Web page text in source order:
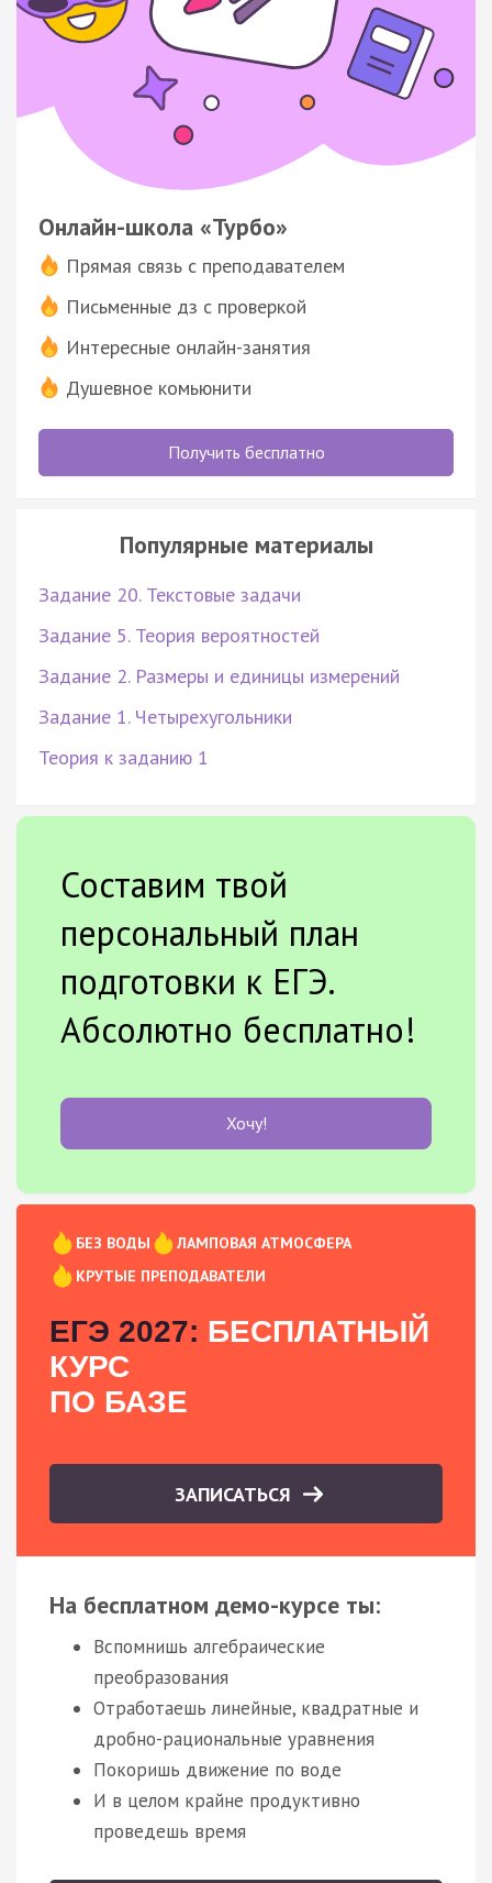
Онлайн-школа «Турбо»
Прямая связь с преподавателем
Письменные дз с проверкой
Интересные онлайн-занятия
Душевное комьюнити
Получить бесплатно
Популярные материалы
Задание 20. Текстовые задачи
Задание 5. Теория вероятностей
Задание 2. Размеры и единицы измерений
Задание 1. Четырехугольники
Теория к заданию 1
Составим твой
персональный план
подготовки к ЕГЭ.
Абсолютно бесплатно!
Хочу!
БЕЗ ВОДЫ
ЛАМПОВАЯ АТМОСФЕРА
КРУТЫЕ ПРЕПОДАВАТЕЛИ
ЕГЭ 2027: БЕСПЛАТНЫЙ
КУРС
ПО БАЗЕ
ЗАПИСАТЬСЯ
На бесплатном демо-курсе ты:
Вспомнишь алгебраические
преобразования
Отработаешь линейные, квадратные и
дробно-рациональные уравнения
Покоришь движение по воде
И в целом крайне продуктивно
проведешь время